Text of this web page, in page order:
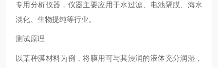
专用分析仪器，仪器主要应用于水过滤、电池隔膜、海水
淡化、生物提纯等行业。
测试原理
以某种膜材料为例，将膜用可与其浸润的液体充分润湿，